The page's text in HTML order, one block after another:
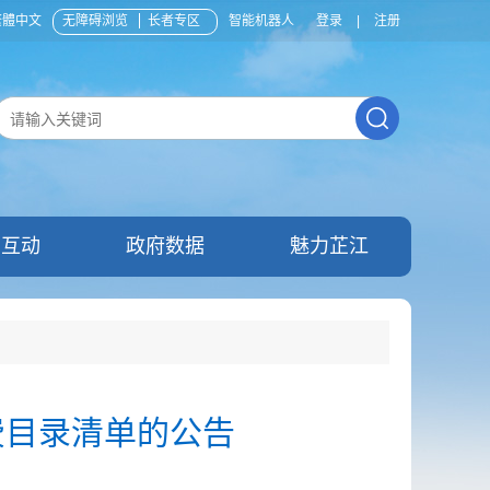
中文 无障碍浏览 长者专区 智能机器人 登录 注册
动 政府数据 魅力芷江
录清单的公告